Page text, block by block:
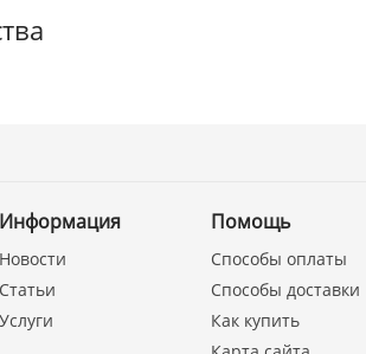
Информация
Новости
Статьи
Услуги
Помощь
Способы оплаты
Способы доставки
Как купить